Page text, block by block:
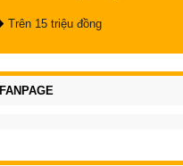
Trên 15 triệu đồng
FANPAGE